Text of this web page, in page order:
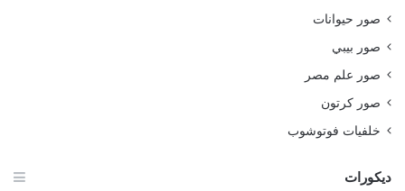
صور حيوانات
صور بيبي
صور علم مصر
صور كرتون
خلفيات فوتوشوب
ديكورات